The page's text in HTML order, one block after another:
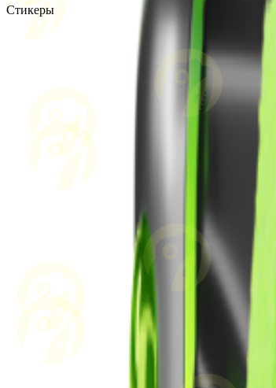
Стикеры